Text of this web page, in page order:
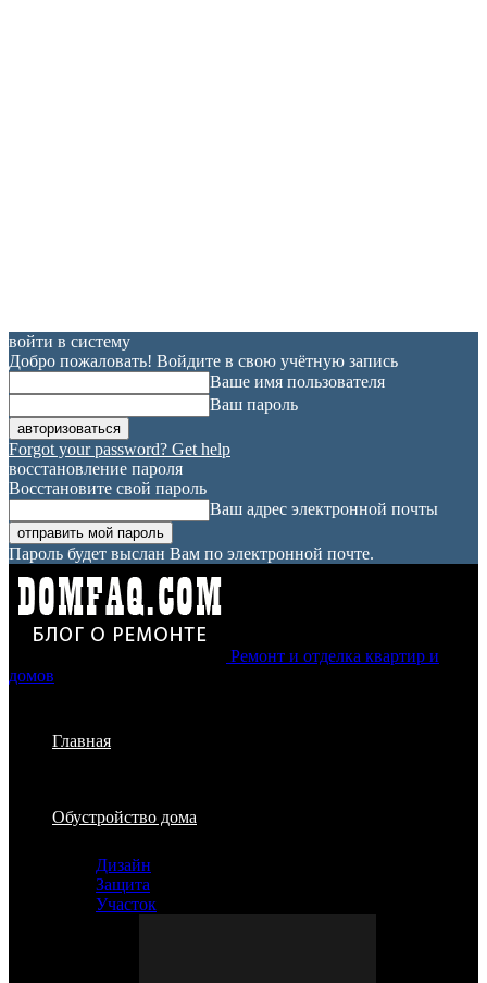
войти в систему
Добро пожаловать! Войдите в свою учётную запись
Ваше имя пользователя
Ваш пароль
Forgot your password? Get help
восстановление пароля
Восстановите свой пароль
Ваш адрес электронной почты
Пароль будет выслан Вам по электронной почте.
Ремонт и отделка квартир и
домов
Главная
Обустройство дома
Дизайн
Защита
Участок